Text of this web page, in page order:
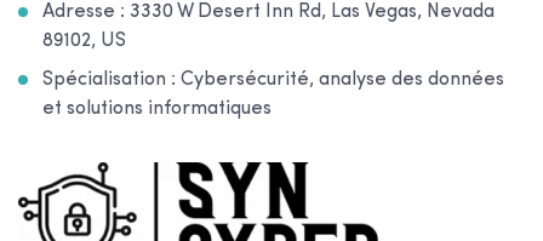
Adresse : 3330 W Desert Inn Rd, Las Vegas, Nevada
89102, US
Spécialisation : Cybersécurité, analyse des données
et solutions informatiques